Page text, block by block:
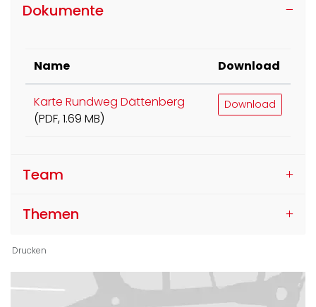
Dokumente
Name Download
Karte Rundweg Dättenberg
(PDF, 1.69 MB)
Download
Team
Themen
Drucken
Ortsinformationen